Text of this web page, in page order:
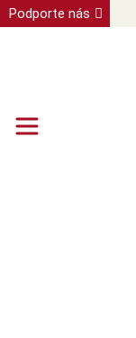
Podporte nás